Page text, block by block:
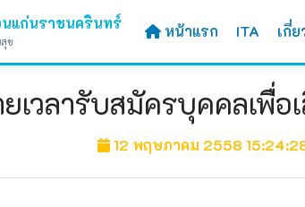
นแก่นราชนครินทร์
ข
หน้าแรก ITA เกี่
เวลารับสมัครบุคคลเพื่
12 พฤษภาคม 2558